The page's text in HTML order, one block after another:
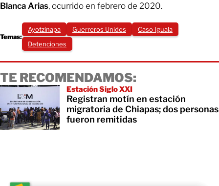
Blanca Arias, ocurrido en febrero de 2020.
Temas:
Ayotzinapa Guerreros Unidos
Caso Iguala
Detenciones
TE RECOMENDAMOS:
Estación Siglo XXI
Registran motín en estación
migratoria de Chiapas; dos personas
fueron remitidas